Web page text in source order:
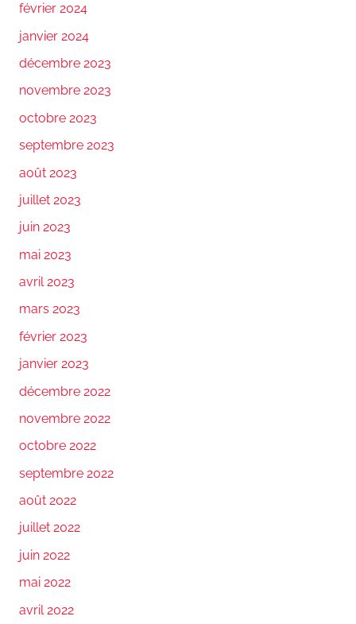
février 2024
janvier 2024
décembre 2023
novembre 2023
octobre 2023
septembre 2023
août 2023
juillet 2023
juin 2023
mai 2023
avril 2023
mars 2023
février 2023
janvier 2023
décembre 2022
novembre 2022
octobre 2022
septembre 2022
août 2022
juillet 2022
juin 2022
mai 2022
avril 2022